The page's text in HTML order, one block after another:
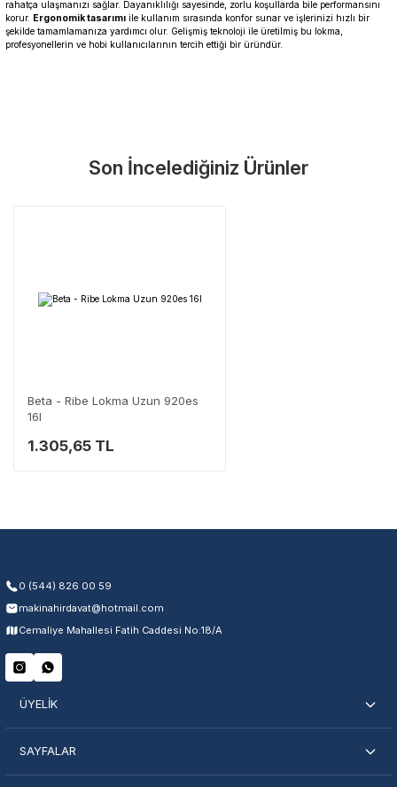
rahatça ulaşmanızı sağlar. Dayanıklılığı sayesinde, zorlu koşullarda bile performansını
korur. Ergonomik tasarımı ile kullanım sırasında konfor sunar ve işlerinizi hızlı bir
şekilde tamamlamanıza yardımcı olur. Gelişmiş teknoloji ile üretilmiş bu lokma,
profesyonellerin ve hobi kullanıcılarının tercih ettiği bir üründür.
Tüm ürünlerimiz üretici firma garantisi altındadır. Size en yakın
Orijinal garanti belgeli ürünler
Garanti Kapsamı
Servisi Nasıl Bulurum?
Yorum Yaz
Son İncelediğiniz Ürünler
Beta - Ribe Lokma Uzun 920es
16l
1.305,65 TL
0 (544) 826 00 59
makinahirdavat@hotmail.com
Cemaliye Mahallesi Fatih Caddesi No:18/A
ÜYELİK
SAYFALAR